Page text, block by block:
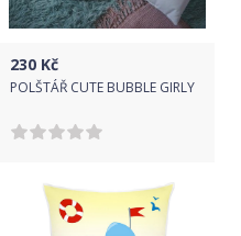
230 Kč
POLŠTÁŘ CUTE BUBBLE GIRLY